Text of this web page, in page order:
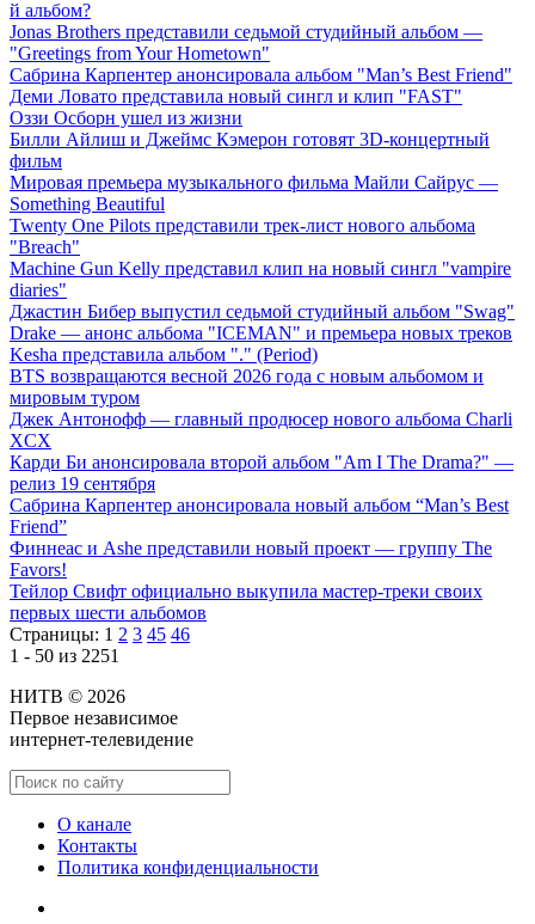
й альбом?
Jonas Brothers представили седьмой студийный альбом —
"Greetings from Your Hometown"
Сабрина Карпентер анонсировала альбом "Man’s Best Friend"
Деми Ловато представила новый сингл и клип "FAST"
Оззи Осборн ушел из жизни
Билли Айлиш и Джеймс Кэмерон готовят 3D-концертный
фильм
Мировая премьера музыкального фильма Майли Сайрус —
Something Beautiful
Twenty One Pilots представили трек-лист нового альбома
"Breach"
Machine Gun Kelly представил клип на новый сингл "vampire
diaries"
Джастин Бибер выпустил седьмой студийный альбом "Swag"
Drake — анонс альбома "ICEMAN" и премьера новых треков
Kesha представила альбом "." (Period)
BTS возвращаются весной 2026 года с новым альбомом и
мировым туром
Джек Антонофф — главный продюсер нового альбома Charli
XCX
Карди Би анонсировала второй альбом "Am I The Drama?" —
релиз 19 сентября
Сабрина Карпентер анонсировала новый альбом “Man’s Best
Friend”
Финнеас и Ashe представили новый проект — группу The
Favors!
Тейлор Свифт официально выкупила мастер-треки своих
первых шести альбомов
Страницы: 1 2 3 45 46
1 - 50 из 2251
НИТВ © 2026
Первое независимое
интернет-телевидение
О канале
Контакты
Политика конфиденциальности